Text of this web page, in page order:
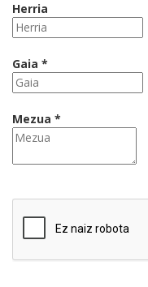
Herria
Gaia *
Mezua *